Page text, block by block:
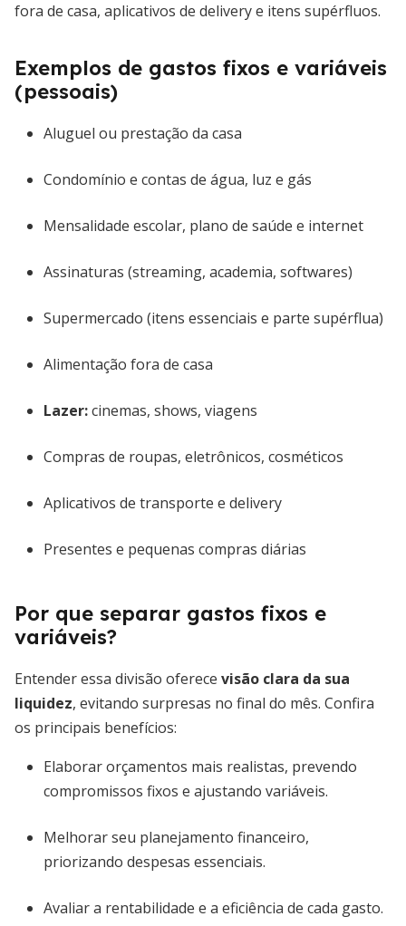
fora de casa, aplicativos de delivery e itens supérfluos.
Exemplos de gastos fixos e variáveis
(pessoais)
Aluguel ou prestação da casa
Condomínio e contas de água, luz e gás
Mensalidade escolar, plano de saúde e internet
Assinaturas (streaming, academia, softwares)
Supermercado (itens essenciais e parte supérflua)
Alimentação fora de casa
Lazer:cinemas, shows, viagens
Compras de roupas, eletrônicos, cosméticos
Aplicativos de transporte e delivery
Presentes e pequenas compras diárias
Por que separar gastos fixos e
variáveis?
Entender essa divisão oferece visão clara da sua
liquidez, evitando surpresas no final do mês. Confira
os principais benefícios:
Elaborar orçamentos mais realistas, prevendo
compromissos fixos e ajustando variáveis.
Melhorar seu planejamento financeiro,
priorizando despesas essenciais.
Avaliar a rentabilidade e a eficiência de cada gasto.